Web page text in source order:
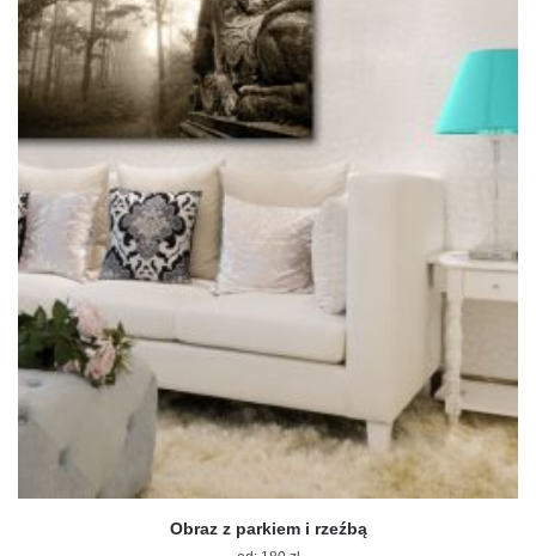
wybrać
na
stronie
produktu
Obraz z parkiem i rzeźbą